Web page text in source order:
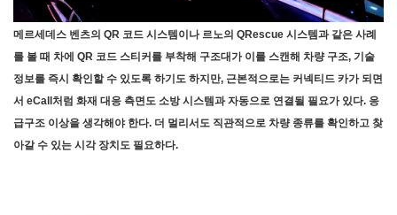
메르세데스 벤츠의 QR 코드 시스템이나 르노의 QRescue 시스템과 같은 사례
를 볼 때 차에 QR 코드 스티커를 부착해 구조대가 이를 스캔해 차량 구조, 기술
정보를 즉시 확인할 수 있도록 하기도 하지만, 근본적으로는 커넥티드 카가 되면
서 eCall처럼 화재 대응 측면도 소방 시스템과 자동으로 연결될 필요가 있다. 응
급구조 이상을 생각해야 한다. 더 멀리서도 직관적으로 차량 종류를 확인하고 찾
아갈 수 있는 시각 장치도 필요하다.